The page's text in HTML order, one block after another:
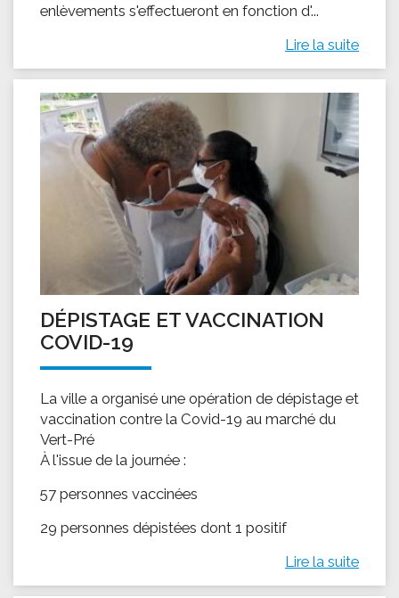
enlèvements s'effectueront en fonction d'...
Lire la suite
DÉPISTAGE ET VACCINATION
COVID-19
La ville a organisé une opération de dépistage et
vaccination contre la Covid-19 au marché du
Vert-Pré
À l'issue de la journée :
57 personnes vaccinées
29 personnes dépistées dont 1 positif
Lire la suite